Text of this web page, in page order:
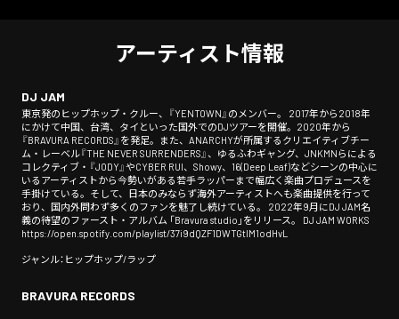
アーティスト情報
DJ JAM
東京発のヒップホップ・クルー、『YENTOWN』のメンバー。 2017年から2018年
にかけて中国、台湾、タイといった国外でのDJツアーを開催。2020年から
『BRAVURA RECORDS』を発足。また、ANARCHYが所属するクリエイティブチー
ム・レーベル『THE NEVER SURRENDERS』、ゆるふわギャング、JNKMNらによる
コレクティブ・『JODY』やCYBER RUI、Showy、16(Deep Leaf)などシーンの中心に
いるアーティストから今勢いがある若手ラッパーまで幅広く楽曲プロデュースを
手掛けている。そして、日本のみならず海外アーティストへも楽曲提供を行って
おり、国内外問わず多くのファンを魅了し続けている。 2022年9月にDJ JAM名
義の待望のファースト・アルバム 「Bravura studio」をリリース。 DJ JAM WORKS
https://open.spotify.com/playlist/37i9dQZF1DWTGtlM1odHvL
ジャンル：ヒップホップ/ラップ
BRAVURA RECORDS